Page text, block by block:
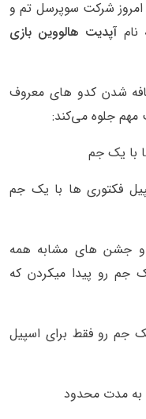
امروز شرکت سوپرسل تم و
آپدیت هالووین بازی
شدن کدو های معروف
مهم جلوه می‌کند:
اسپیل فکتوری ها با یک جم
و جشن های مشابه همه
جم رو پیدا میکردن که
رو فقط برای اسپیل